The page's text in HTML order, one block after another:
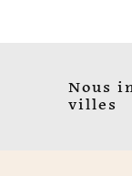
Nous
villes